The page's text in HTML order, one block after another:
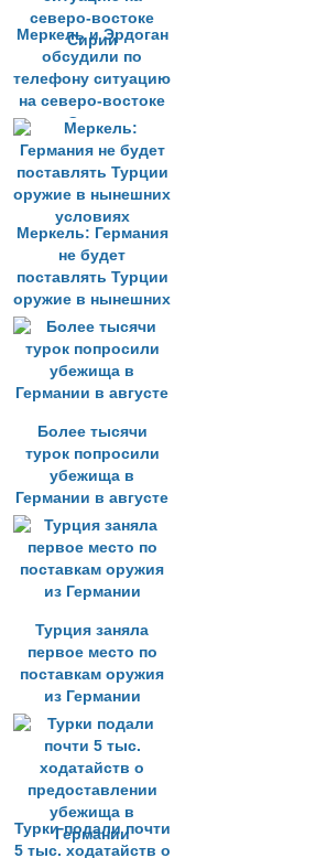
Меркель и Эрдоган
обсудили по
телефону ситуацию
на северо-востоке
Сирии
Меркель: Германия
не будет
поставлять Турции
оружие в нынешних
условиях
Более тысячи
турок попросили
убежища в
Германии в августе
Турция заняла
первое место по
поставкам оружия
из Германии
Турки подали почти
5 тыс. ходатайств о